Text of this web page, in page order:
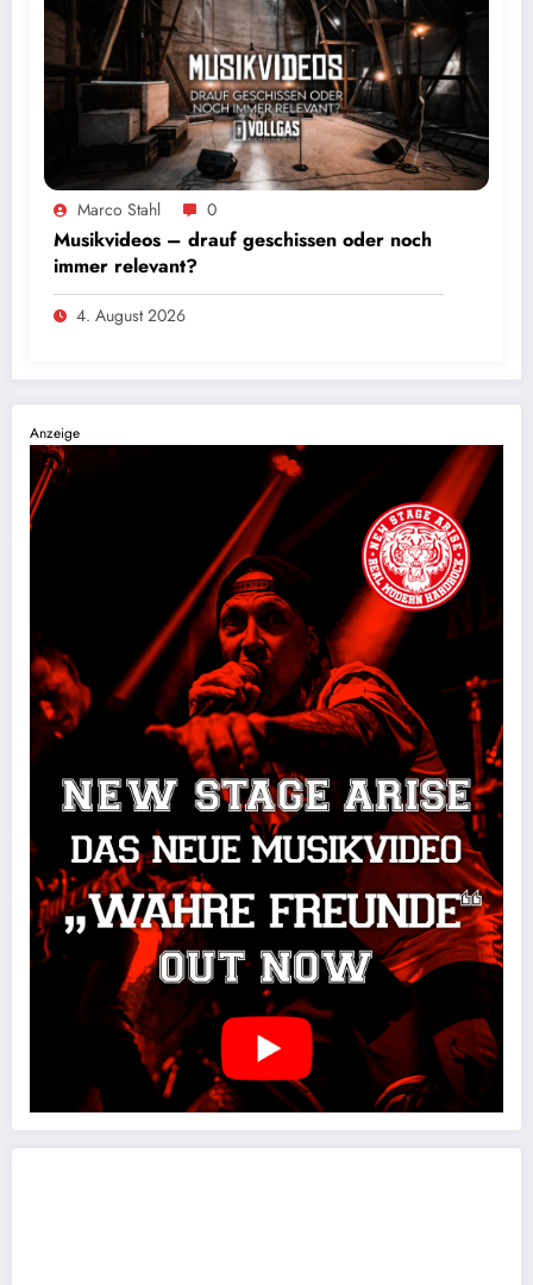
Marco Stahl 0
Musikvideos – drauf geschissen oder noch
immer relevant?
4. August 2026
Anzeige